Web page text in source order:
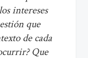
intereses
que
de cada
Que